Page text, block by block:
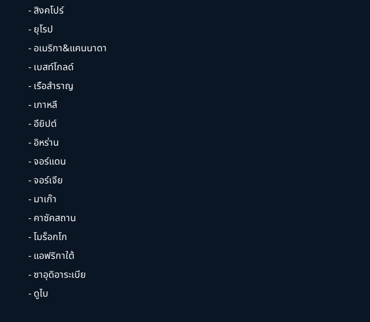
- สิงคโปร์
- ยุโรป
- อเมริกา&แคนนาดา
- เบสท์โกลด์
- เรือสำราญ
- เกาหลี
- อียิปต์
- อิหร่าน
- จอร์แดน
- จอร์เจีย
- มาเก๊า
- คาซัคสถาน
- โมร็อกโก
- แอฟริกาใต้
- ซาอุดิอาระเบีย
- ดูไบ